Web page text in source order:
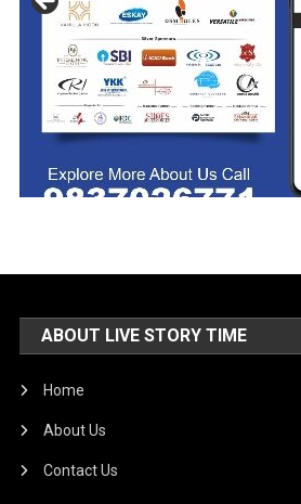
ABOUT LIVE STORY TIME
Home
About Us
Contact Us